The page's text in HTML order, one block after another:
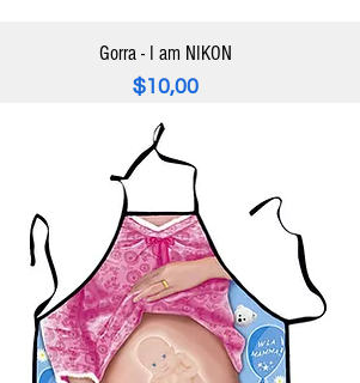
Gorra - I am NIKON
Precio
$10,00